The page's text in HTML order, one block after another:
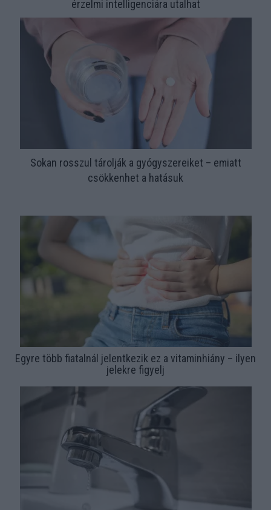
érzelmi intelligenciára utalhat
Sokan rosszul tárolják a gyógyszereiket – emiatt
csökkenhet a hatásuk
Egyre több fiatalnál jelentkezik ez a vitaminhiány – ilyen
jelekre figyelj